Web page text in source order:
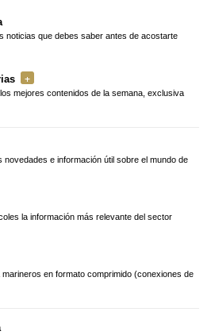
noticias que debes saber antes de acostarte
mejores contenidos de la semana, exclusiva
novedades e información útil sobre el mundo de
la información más relevante del sector
marineros en formato comprimido (conexiones de